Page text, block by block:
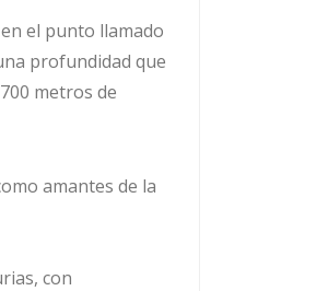
el punto llamado
profundidad que
metros de
amantes de la
con